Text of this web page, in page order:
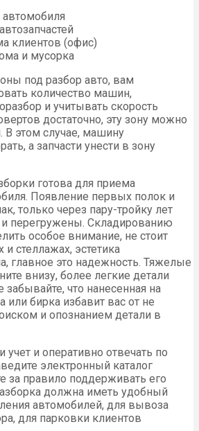
клиентов (офис)
и мусорка
под разбор авто, вам
количество машин,
и учитывать скорость
достаточно, эту зону можно
В этом случае, машину
а запчасти унести в зону
готова для приема
Появление первых полок и
только через пару-тройку лет
перегружены. Складированию
особое внимание, не стоит
стеллажах, эстетика
главное это надежность. Тяжелые
внизу, более легкие детали
забывайте, что нанесенная на
или бирка избавит вас от не
и опознанием детали в
и оперативно отвечать по
электронный каталог
за правило поддерживать его
должна иметь удобный
автомобилей, для вывоза
для парковки клиентов